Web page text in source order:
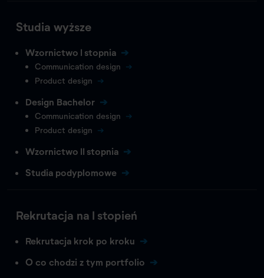
Studia wyższe
Wzornictwo I stopnia
Communication design
Product design
Design Bachelor
Communication design
Product design
Wzornictwo II stopnia
Studia podyplomowe
Rekrutacja na I stopień
Rekrutacja krok po kroku
O co chodzi z tym portfolio